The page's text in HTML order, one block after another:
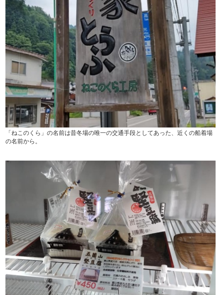
「ねこのくら」の名前は昔冬場の唯一の交通手段としてあった、近くの船着場
の名前から。